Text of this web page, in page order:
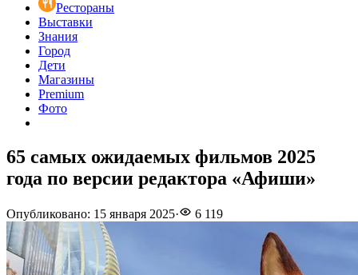
Рестораны
Выставки
Знания
Город
Дети
Магазины
Premium
Фото
65 самых ожидаемых фильмов 2025
года по версии редактора «Афиши»
Опубликовано: 15 января 2025· 6 119